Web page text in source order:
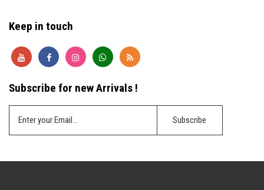
Keep in touch
Subscribe for new Arrivals !